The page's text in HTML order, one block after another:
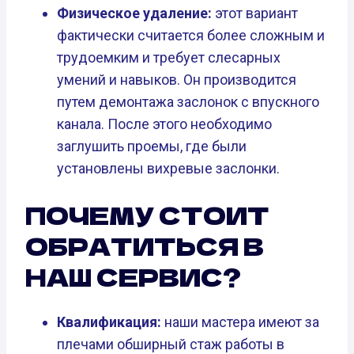
Физическое удаление: этот вариант
фактически считается более сложным и
трудоемким и требует слесарных
умений и навыков. Он производится
путем демонтажа заслонок с впускного
канала. После этого необходимо
заглушить проемы, где были
установлены вихревые заслонки.
ПОЧЕМУ СТОИТ
ОБРАТИТЬСЯ В
НАШ СЕРВИС?
Квалификация: наши мастера имеют за
плечами обширный стаж работы в